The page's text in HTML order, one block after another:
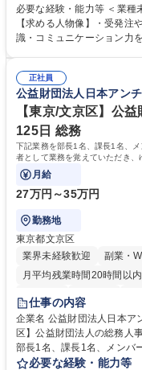
せします。 ・受注／出荷指示／売上管理／仕入管理／在庫管理／お客様や
倉庫と電話確認など、販売
・入社後は商品について覚
万～・残業10H◆食品原料・
必要な経験・能力等 ＜業種
【求める人物像】・受発注
識・コミュニケーション力
演算ができる方 ・業務ルールや
学歴：大学院 大学 短大 語
正社員
公益財団法人日本アン
【東京/文京区】公
125日 総務
下記業務を部長1名、課長1名、
者として業務を覚えていただき、
躍いただくことを期待しています。
月給
27万円～35万円
勤務地
東京都文京区
業界未経験歓迎
副業・
月平均残業時間20時間以内
賞与あり
育休あり
食事補助あり
仕事の内容
企業名 公益財団法人日本アンチ・ドー
区】公益財団法人の総務人事業務／年間
部長1名、課長1名、メンバ
当者として業務を覚えてい
必要な経験・能力等